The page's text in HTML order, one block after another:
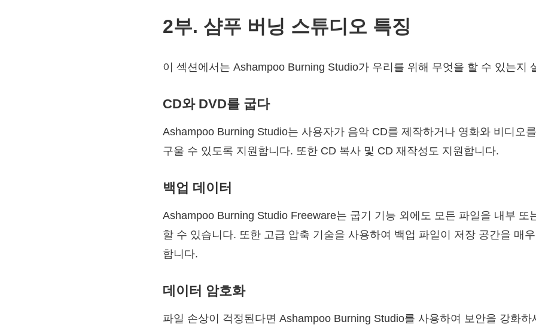
2부. 샴푸 버닝 스튜디오 특징
이 섹션에서는 Ashampoo Burning Studio가 우리를 위해 무엇을 할 수 있는지
CD와 DVD를 굽다
Ashampoo Burning Studio는 사용자가 음악 CD를 제작하거나 영화와 비디오
구울 수 있도록 지원합니다. 또한 CD 복사 및 CD 재작성도 지원합니다.
백업 데이터
Ashampoo Burning Studio Freeware는 굽기 기능 외에도 모든 파일을 내부 또
할 수 있습니다. 또한 고급 압축 기술을 사용하여 백업 파일이 저장 공간을 매
합니다.
데이터 암호화
파일 손상이 걱정된다면 Ashampoo Burning Studio를 사용하여 보안을 강화하